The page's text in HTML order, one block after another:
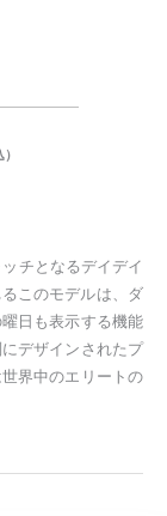
チとなるデイデイ
このモデルは、ダ
日も表示する機能
デザインされたプ
界中のエリートの